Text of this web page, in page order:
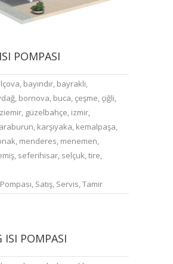
POMPASI
, bayındır, bayraklı,
, bornova, buca, çeşme, çiğli,
, güzelbahçe, izmir,
, karşıyaka, kemalpaşa,
, menderes, menemen,
, seferihisar, selçuk,tire,
Pompası, Satış, Servis,Tamir
ISI POMPASI